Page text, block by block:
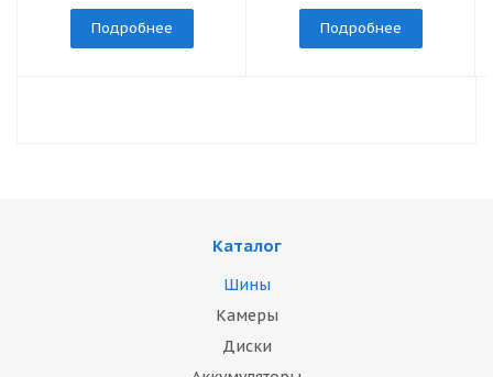
Подробнее Подробнее
Каталог
Шины
Камеры
Диски